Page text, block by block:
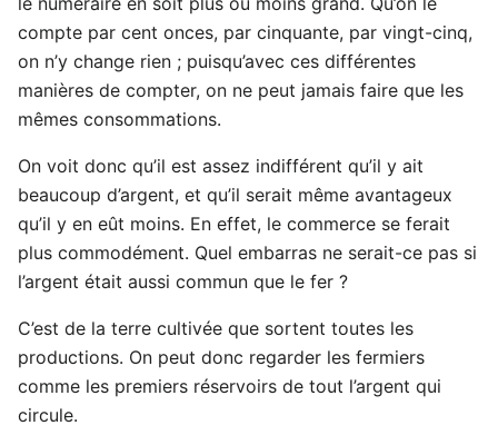
compte par cent onces, par cinquante, par vingt-cinq,
on n’y change rien ; puisqu’avec ces différentes
manières de compter, on ne peut jamais faire que les
mêmes consommations.
On voit donc qu’il est assez indifférent qu’il y ait
beaucoup d’argent, et qu’il serait même avantageux
qu’il y en eût moins. En effet, le commerce se ferait
plus commodément. Quel embarras ne serait-ce pas si
l’argent était aussi commun que le fer ?
C’est de la terre cultivée que sortent toutes les
productions. On peut donc regarder les fermiers
comme les premiers réservoirs de tout l’argent qui
circule.